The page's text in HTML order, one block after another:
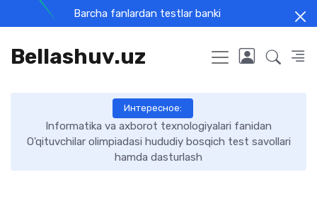
Barcha fanlardan testlar banki
Bellashuv.uz
Интересное:
Informatika va axborot texnologiyalari fanidan
O'qituvchilar olimpiadasi hududiy bosqich test savollari
hamda dasturlash